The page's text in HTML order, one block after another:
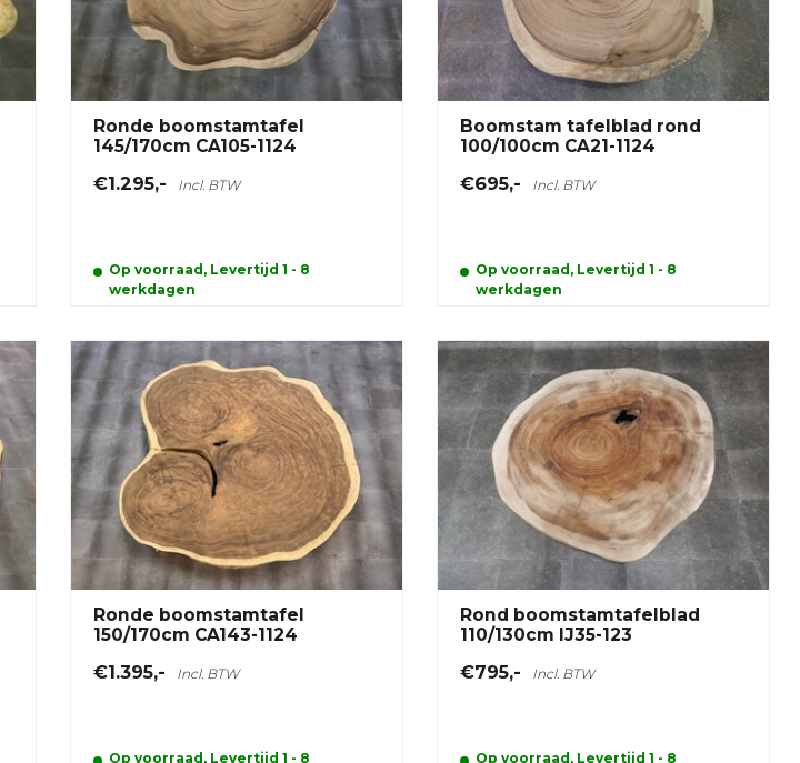
Ronde boomstamtafel
145/170cm CA105-1124
€1.295,- Incl. BTW
Op voorraad, Levertijd 1 - 8
werkdagen
Boomstam tafelblad rond
100/100cm CA21-1124
€695,- Incl. BTW
Op voorraad, Levertijd 1 - 8
werkdagen
Ronde boomstamtafel
150/170cm CA143-1124
€1.395,- Incl. BTW
Op voorraad, Levertijd 1 - 8
Rond boomstamtafelblad
110/130cm IJ35-123
€795,- Incl. BTW
Op voorraad, Levertijd 1 - 8